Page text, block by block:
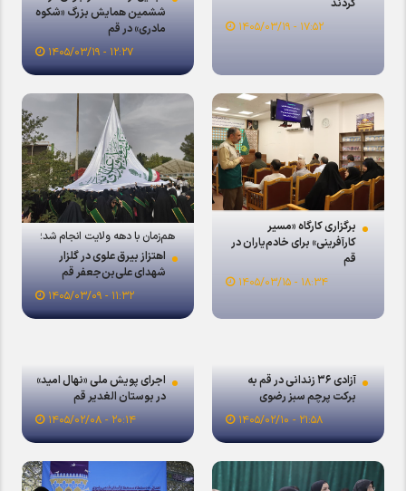
کردند
۱۷:۵۲ - ۱۴۰۵/۰۳/۱۹
ششمین همایش بزرگ «شکوه
مادری» در قم
۱۲:۲۷ - ۱۴۰۵/۰۳/۱۹
برگزاری کارگاه «مسیر
کارآفرینی» برای خادم‌یاران در
قم
۱۸:۳۴ - ۱۴۰۵/۰۳/۱۵
هم‌زمان با دهه ولایت انجام شد؛
اهتزاز بیرق علوی در گلزار
شهدای علی‌بن‌جعفر قم
۱۱:۳۲ - ۱۴۰۵/۰۳/۰۹
آزادی ۳۶ زندانی در قم به
برکت پرچم سبز رضوی
۲۱:۵۸ - ۱۴۰۵/۰۲/۱۰
اجرای پویش ملی «نهال امید»
در بوستان الغدیر قم
۲۰:۱۴ - ۱۴۰۵/۰۲/۰۸